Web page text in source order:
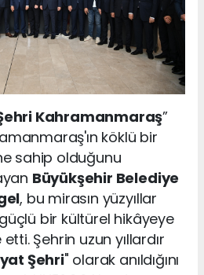
Kahramanmaraş”
köklü bir
sahip olduğunu
Büyükşehir Belediye
, bu mirasın yüzyıllar
bir kültürel hikâyeye
Şehrin uzun yıllardır
Şehri" olarak anıldığını